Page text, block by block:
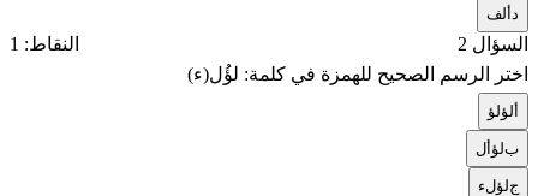
ألف
السؤال 2
النقاط: 1
اختر الرسم الصحيح للهمزة في كلمة: لؤُل(ء)
لؤلؤ
بلؤأل
جلؤلء